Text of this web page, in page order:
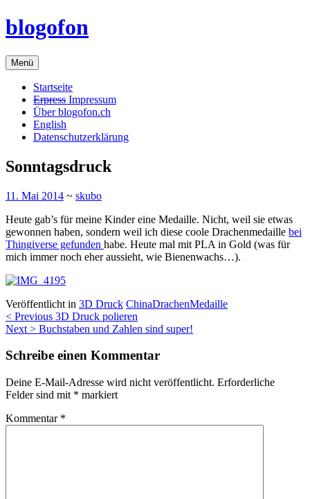
Zum
Inhalt
blogofon
Menü
Startseite
Erpress Impressum
Über blogofon.ch
English
Datenschutzerklärung
Sonntagsdruck
11. Mai 2014 ~ skubo
Heute gab’s für meine Kinder eine Medaille. Nicht, weil sie etwas
gewonnen haben, sondern weil ich diese coole Drachenmedaille bei
Thingiverse gefunden habe. Heute mal mit PLA in Gold (was für
mich immer noch eher aussieht, wie Bienenwachs…).
Veröffentlicht in 3D Druck ChinaDrachenMedaille
Beitragsnavigation
< Previous 3D Druck polieren
Next > Buchstaben und Zahlen sind super!
Schreibe einen Kommentar
Deine E-Mail-Adresse wird nicht veröffentlicht. Erforderliche
Felder sind mit * markiert
Kommentar *